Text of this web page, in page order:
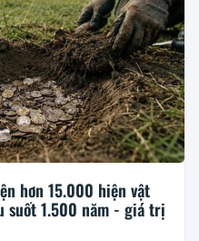
hơn 15.000 hiện vật
suốt 1.500 năm - giá trị